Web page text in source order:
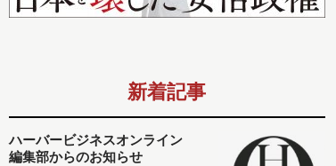
新着記事
ハーバービジネスオンライン
編集部からのお知らせ